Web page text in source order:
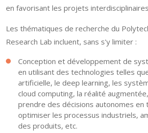
en favorisant les projets
Les thématiques de recherche du
Research Lab incluent, sans s'y limiter :
Conception et développement de
en utilisant des technologies telles
artificielle, le deep learning, les
cloud computing, la réalité
prendre des décisions autonomes en
optimiser les processus industriels,
des produits, etc.